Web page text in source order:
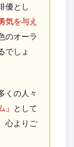
優とし
気を与え
のオーラ
でしょ
くの人々
」 として
心よりご